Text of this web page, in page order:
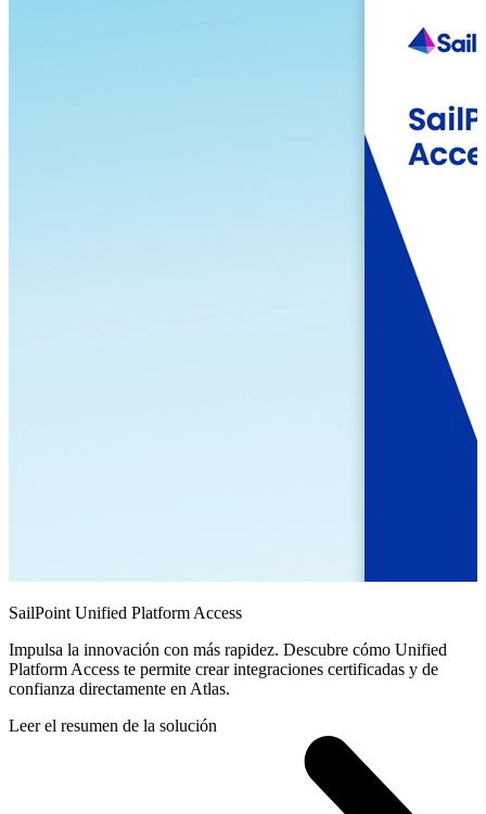
SailPoint Unified Platform Access
Impulsa la innovación con más rapidez. Descubre cómo Unified
Platform Access te permite crear integraciones certificadas y de
confianza directamente en Atlas.
Leer el resumen de la solución